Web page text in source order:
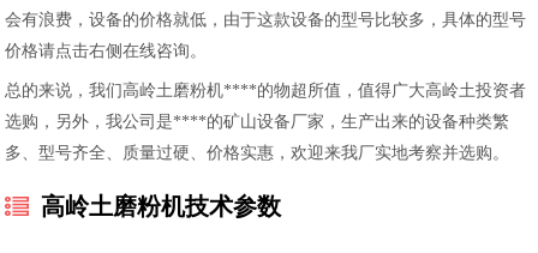
会有浪费，设备的价格就低，由于这款设备的型号比较多，具体的型号
价格请点击右侧在线咨询。
总的来说，我们高岭土磨粉机****的物超所值，值得广大高岭土投资者
选购，另外，我公司是****的矿山设备厂家，生产出来的设备种类繁
多、型号齐全、质量过硬、价格实惠，欢迎来我厂实地考察并选购。
高岭土磨粉机技术参数